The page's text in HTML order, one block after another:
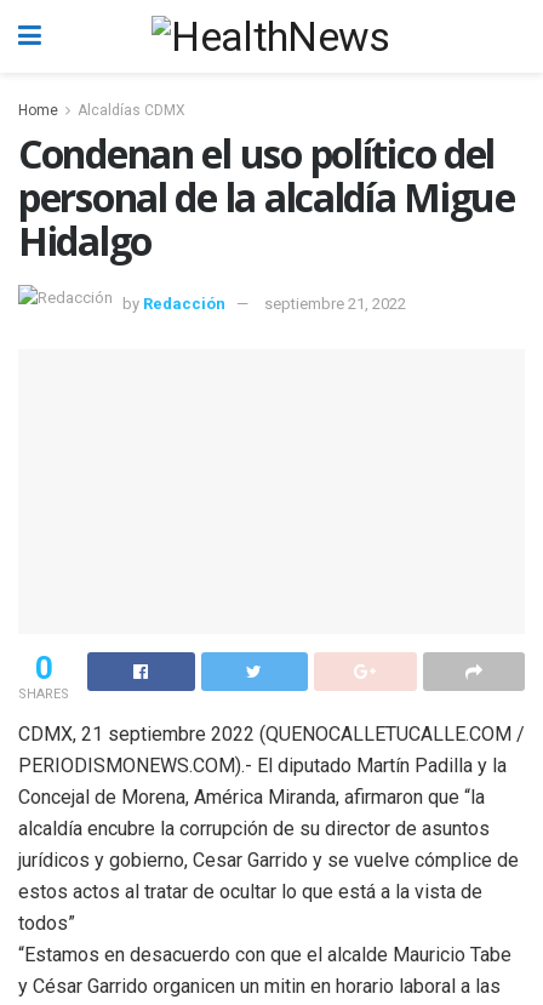
Home Alcaldías CDMX
Condenan el uso político del
personal de la alcaldía Migue
Hidalgo
by Redacción septiembre 21, 2022
0
SHARES
CDMX, 21 septiembre 2022 (QUENOCALLETUCALLE.COM /
PERIODISMONEWS.COM).- El diputado Martín Padilla y la
Concejal de Morena, América Miranda, afirmaron que “la
alcaldía encubre la corrupción de su director de asuntos
jurídicos y gobierno, Cesar Garrido y se vuelve cómplice de
estos actos al tratar de ocultar lo que está a la vista de
todos”
“Estamos en desacuerdo con que el alcalde Mauricio Tabe
y César Garrido organicen un mitin en horario laboral a las